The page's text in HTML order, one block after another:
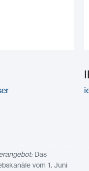
Das
vom 1. Juni